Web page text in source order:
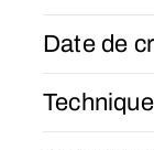
Date de